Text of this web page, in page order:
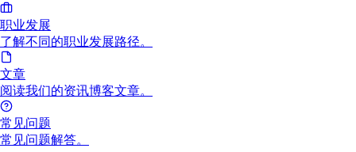
职业发展
了解不同的职业发展路径。
文章
阅读我们的资讯博客文章。
常见问题
常见问题解答。